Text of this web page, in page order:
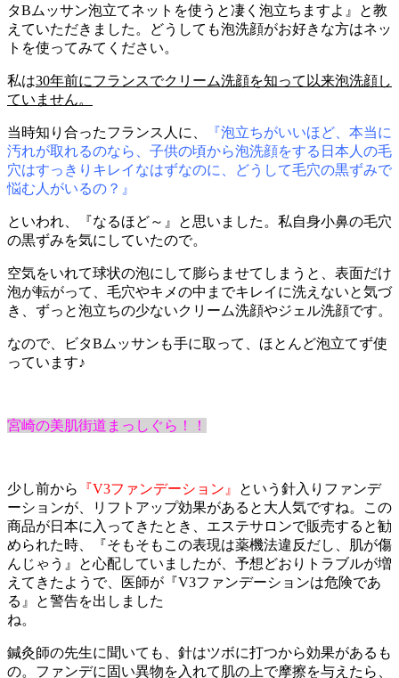
タBムッサン泡立てネットを使うと凄く泡立ちますよ』と教
えていただきました。どうしても泡洗顔がお好きな方はネッ
トを使ってみてください。
私は30年前にフランスでクリーム洗顔を知って以来泡洗顔し
ていません。
当時知り合ったフランス人に、
『泡立ちがいいほど、本当に
汚れが取れるのなら、子供の頃から泡洗顔をする日本人の毛
穴はすっきりキレイなはずなのに、どうして毛穴の黒ずみで
悩む人がいるの？』
といわれ、『なるほど～』と思いました。私自身小鼻の毛穴
の黒ずみを気にしていたので。
空気をいれて球状の泡にして膨らませてしまうと、表面だけ
泡が転がって、毛穴やキメの中までキレイに洗えないと気づ
き、ずっと泡立ちの少ないクリーム洗顔やジェル洗顔です。
なので、ビタBムッサンも手に取って、ほとんど泡立てず使
っています♪
宮崎の美肌街道まっしぐら！！
少し前から 『V3ファンデーション』
という針入りファンデ
ーションが、リフトアップ効果があると大人気ですね。この
商品が日本に入ってきたとき、エステサロンで販売すると勧
められた時、『そもそもこの表現は薬機法違反だし、肌が傷
んじゃう』と心配していましたが、予想どおりトラブルが増
えてきたようで、医師が『V3ファンデーションは危険であ
る』と警告を出しました
ね
鍼灸師の先生に聞いても、針はツボに打つから効果があるも
の。ファンデに固い異物を入れて肌の上で摩擦を与えたら、